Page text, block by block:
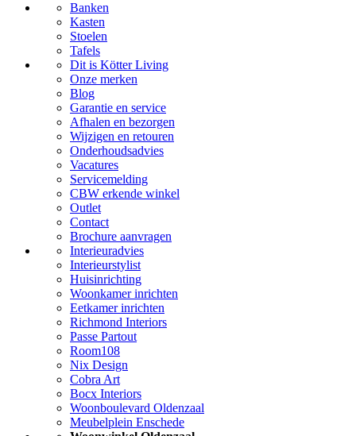
Banken
Kasten
Stoelen
Tafels
Dit is Kötter Living
Onze merken
Blog
Garantie en service
Afhalen en bezorgen
Wijzigen en retouren
Onderhoudsadvies
Vacatures
Servicemelding
CBW erkende winkel
Outlet
Contact
Brochure aanvragen
Interieuradvies
Interieurstylist
Huisinrichting
Woonkamer inrichten
Eetkamer inrichten
Richmond Interiors
Passe Partout
Room108
Nix Design
Cobra Art
Bocx Interiors
Woonboulevard Oldenzaal
Meubelplein Enschede